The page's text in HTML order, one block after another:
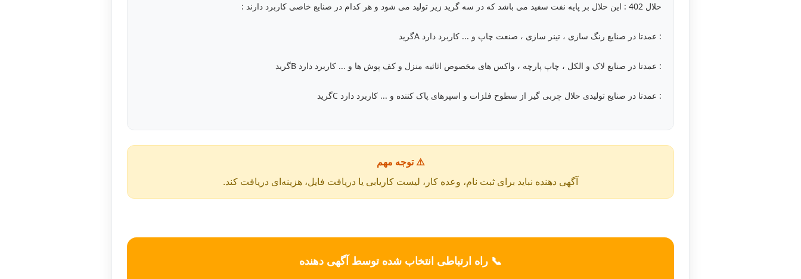
حلال 402 : این حلال بر پایه نفت سفید می باشد که در سه گرید زیر تولید می شود و هر کدام در صنایع خاصی کاربرد دارند :
: عمدتا در صنایع رنگ سازی ، تینر سازی ، صنعت چاپ و ... کاربرد دارد Aگرید
: عمدتا در صنایع لاک و الکل ، چاپ پارچه ، واکس های مخصوص اثاثیه منزل و کف پوش ها و ... کاربرد دارد Bگرید
: عمدتا در صنایع تولیدی حلال چربی گیر از سطوح فلزات و اسپرهای پاک کننده و ... کاربرد دارد Cگرید
⚠️ توجه مهم
آگهی دهنده نباید برای ثبت نام، وعده کار، لیست کاریابی یا دریافت فایل، هزینه‌ای دریافت کند.
📞 راه ارتباطی انتخاب شده توسط آگهی دهنده